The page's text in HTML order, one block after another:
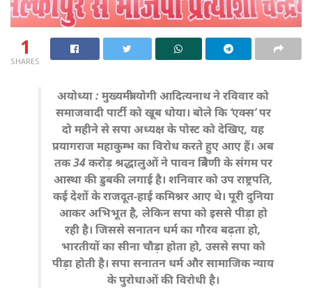
1
SHARES
अयोध्या : मुख्यमंत्री योगी आदित्यनाथ ने रविवार को
समाजवादी पार्टी को खूब धोया। बोले कि ‘एक्स’ पर
दो महीने से सपा अध्यक्ष के पोस्ट को देखिए, यह
प्रयागराज महाकुम्भ का विरोध करते हुए आए हैं। अब
तक 34 करोड़ श्रद्धालुओं ने पावन त्रिवेणी के संगम पर
आस्था की डुबकी लगाई है। शनिवार को उप राष्ट्रपति,
कई देशों के राजदूत-हाई कमिश्नर आए थे। पूरी दुनिया
आकर अभिभूत है, लेकिन सपा को इससे पीड़ा हो
रही है। जिससे सनातन धर्म का गौरव बढ़ता हो,
भारतीयों का सीना चौड़ा होता हो, उससे सपा को
पीड़ा होती है। सपा सनातन धर्म और सामाजिक न्याय
के पुरोधाओं की विरोधी है।